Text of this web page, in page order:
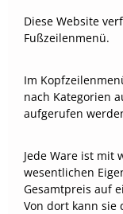
Diese Website
Fußzeilenmenü.
Im
nach Kategorien
aufgerufen
Jede Ware ist mit
wesentlichen
Gesamtpreis auf
Von dort kann sie